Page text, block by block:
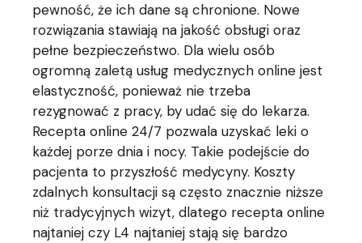
pewność, że ich dane są chronione. Nowe
rozwiązania stawiają na jakość obsługi oraz
pełne bezpieczeństwo. Dla wielu osób
ogromną zaletą usług medycznych online jest
elastyczność, ponieważ nie trzeba
rezygnować z pracy, by udać się do lekarza.
Recepta online 24/7 pozwala uzyskać leki o
każdej porze dnia i nocy. Takie podejście do
pacjenta to przyszłość medycyny. Koszty
zdalnych konsultacji są często znacznie niższe
niż tradycyjnych wizyt, dlatego recepta online
najtaniej czy L4 najtaniej stają się bardzo